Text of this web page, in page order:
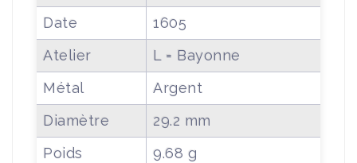
Date
1605
Atelier
L = Bayonne
Métal
Argent
Diamètre
29.2 mm
Poids
9.68 g